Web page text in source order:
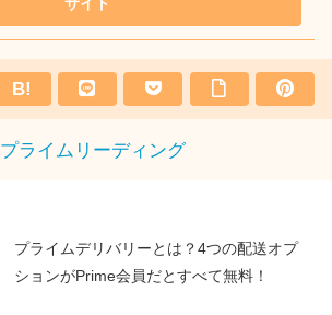
B!
プライムリーディング
プライムデリバリーとは？4つの配送オプ
ションがPrime会員だとすべて無料！